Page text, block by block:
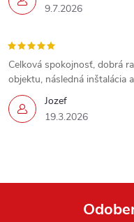
9.7.2026
Jozef
19.3.2026
Celková spokojnosť, dobrá
objektu, následná inštalácia